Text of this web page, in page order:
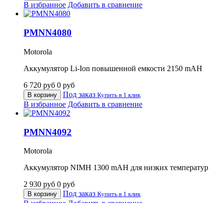
В избранное Добавить в сравнение
PMNN4080
Motorola
Аккумулятор Li-Ion повышенной емкости 2150 mAH
6 720 руб 0 руб
В корзину Под заказ Купить в 1 клик
В избранное Добавить в сравнение
PMNN4092
Motorola
Аккумулятор NIMH 1300 mAH для низких температур
2 930 руб 0 руб
В корзину Под заказ Купить в 1 клик